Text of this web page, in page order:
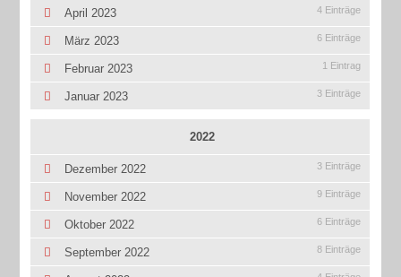
April 2023 4 Einträge
März 2023 6 Einträge
Februar 2023 1 Eintrag
Januar 2023 3 Einträge
2022
Dezember 2022 3 Einträge
November 2022 9 Einträge
Oktober 2022 6 Einträge
September 2022 8 Einträge